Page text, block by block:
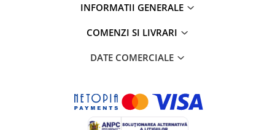
INFORMATII GENERALE
COMENZI SI LIVRARI
DATE COMERCIALE